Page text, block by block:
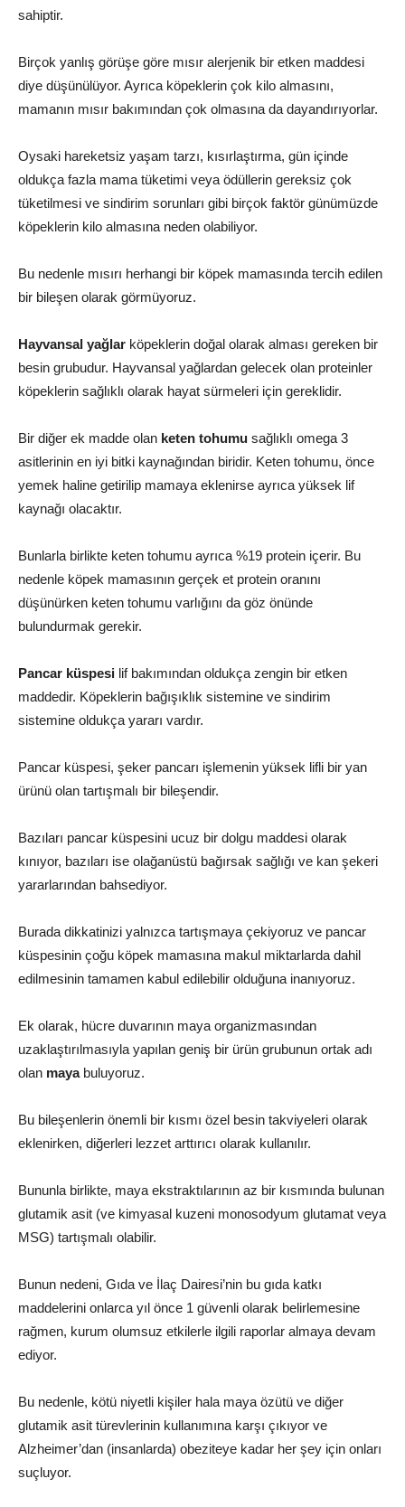
sahiptir.
Birçok yanlış görüşe göre mısır alerjenik bir etken maddesi
diye düşünülüyor. Ayrıca köpeklerin çok kilo almasını,
mamanın mısır bakımından çok olmasına da dayandırıyorlar.
Oysaki hareketsiz yaşam tarzı, kısırlaştırma, gün içinde
oldukça fazla mama tüketimi veya ödüllerin gereksiz çok
tüketilmesi ve sindirim sorunları gibi birçok faktör günümüzde
köpeklerin kilo almasına neden olabiliyor.
Bu nedenle mısırı herhangi bir köpek mamasında tercih edilen
bir bileşen olarak görmüyoruz.
Hayvansal yağlar köpeklerin doğal olarak alması gereken bir
besin grubudur. Hayvansal yağlardan gelecek olan proteinler
köpeklerin sağlıklı olarak hayat sürmeleri için gereklidir.
Bir diğer ek madde olan keten tohumu sağlıklı omega 3
asitlerinin en iyi bitki kaynağından biridir. Keten tohumu, önce
yemek haline getirilip mamaya eklenirse ayrıca yüksek lif
kaynağı olacaktır.
Bunlarla birlikte keten tohumu ayrıca %19 protein içerir. Bu
nedenle köpek mamasının gerçek et protein oranını
düşünürken keten tohumu varlığını da göz önünde
bulundurmak gerekir.
Pancar küspesi lif bakımından oldukça zengin bir etken
maddedir. Köpeklerin bağışıklık sistemine ve sindirim
sistemine oldukça yararı vardır.
Pancar küspesi, şeker pancarı işlemenin yüksek lifli bir yan
ürünü olan tartışmalı bir bileşendir.
Bazıları pancar küspesini ucuz bir dolgu maddesi olarak
kınıyor, bazıları ise olağanüstü bağırsak sağlığı ve kan şekeri
yararlarından bahsediyor.
Burada dikkatinizi yalnızca tartışmaya çekiyoruz ve pancar
küspesinin çoğu köpek mamasına makul miktarlarda dahil
edilmesinin tamamen kabul edilebilir olduğuna inanıyoruz.
Ek olarak, hücre duvarının maya organizmasından
uzaklaştırılmasıyla yapılan geniş bir ürün grubunun ortak adı
olan mayabuluyoruz.
Bu bileşenlerin önemli bir kısmı özel besin takviyeleri olarak
eklenirken, diğerleri lezzet arttırıcı olarak kullanılır.
Bununla birlikte, maya ekstraktılarının az bir kısmında bulunan
glutamik asit (ve kimyasal kuzeni monosodyum glutamat veya
MSG) tartışmalı olabilir.
Bunun nedeni, Gıda ve İlaç Dairesi’nin bu gıda katkı
maddelerini onlarca yıl önce 1 güvenli olarak belirlemesine
rağmen, kurum olumsuz etkilerle ilgili raporlar almaya devam
ediyor.
Bu nedenle, kötü niyetli kişiler hala maya özütü ve diğer
glutamik asit türevlerinin kullanımına karşı çıkıyor ve
Alzheimer’dan (insanlarda) obeziteye kadar her şey için onları
suçluyor.